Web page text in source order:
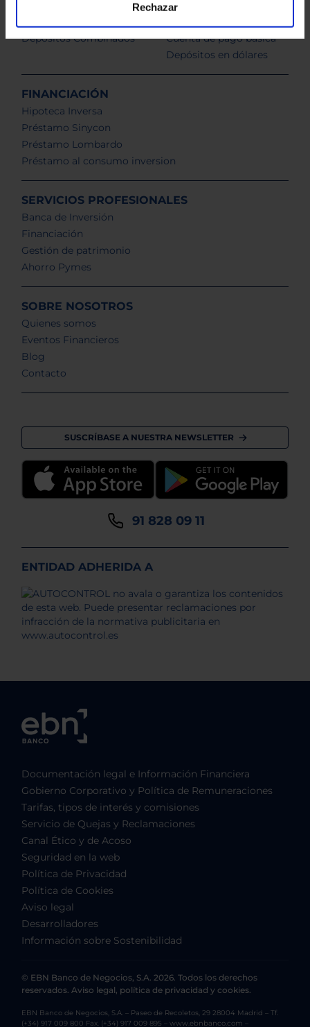
Rechazar
Depósitos Combinados
Cuenta de pago básica
Depósitos en dólares
FINANCIACIÓN
Hipoteca Inversa
Préstamo Sinycon
Préstamo Lombardo
Préstamo al consumo inversion
SERVICIOS PROFESIONALES
Banca de Inversión
Financiación
Gestión de patrimonio
Ahorro Pymes
SOBRE NOSOTROS
Quienes somos
Eventos Financieros
Blog
Contacto
SUSCRÍBASE A NUESTRA NEWSLETTER
91 828 09 11
ENTIDAD ADHERIDA A
Documentación legal e Información Financiera
Gobierno Corporativo y Política de Remuneraciones
Tarifas, tipos de interés y comisiones
Servicio de Quejas y Reclamaciones
Canal Ético y de Acoso
Seguridad en la web
Política de Privacidad
Política de Cookies
Aviso legal
Desarrolladores
Información sobre Sostenibilidad
© EBN Banco de Negocios, S.A. 2026. Todos los derechos
reservados. Aviso legal, política de privacidad y cookies.
EBN Banco de Negocios, S.A. – Paseo de Recoletos, 29 28004 Madrid – Tf.
(+34) 917 009 800 Fax. (+34) 917 009 895 – www.ebnbanco.com –